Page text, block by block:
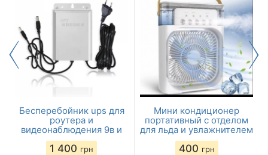
Бесперебойник ups для
роутера и
видеонаблюдения 9в и
12в со сменными
аккумуляторами
1 400 грн
Мини кондиционер
портативный с отделом
для льда и увлажнителем
воздуха
400 грн